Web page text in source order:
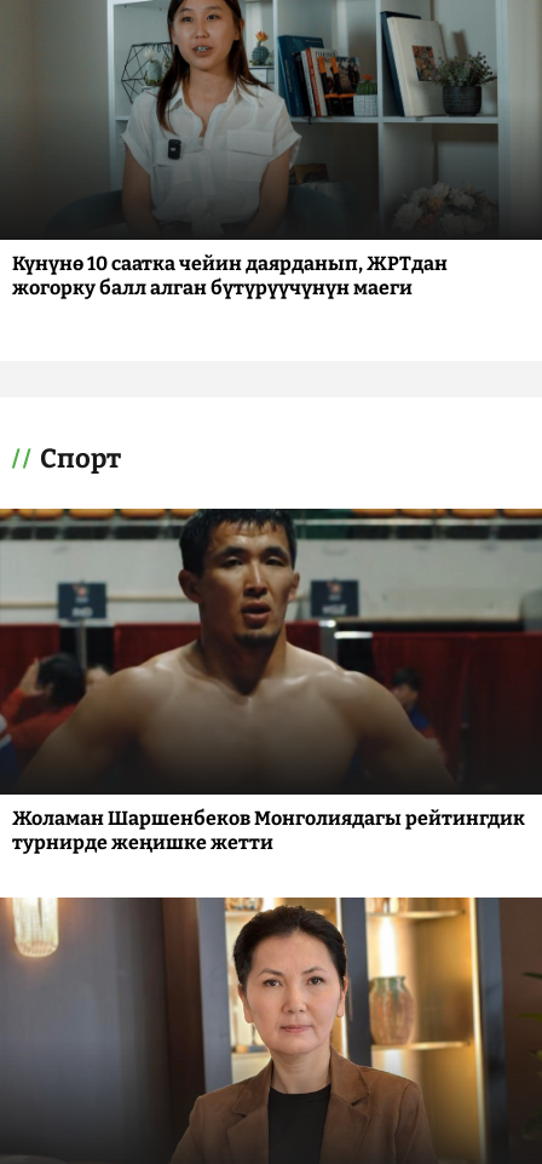
Күнүнө 10 саатка чейин даярданып, ЖРТдан
жогорку балл алган бүтүрүүчүнүн маеги
Спорт
Жоламан Шаршенбеков Монголиядагы рейтингдик
турнирде жеңишке жетти